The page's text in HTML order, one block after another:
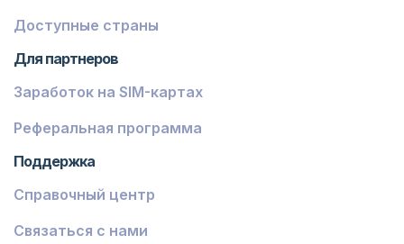
Доступные страны
Для партнеров
Заработок на SIM-картах
Реферальная программа
Поддержка
Справочный центр
Связаться с нами